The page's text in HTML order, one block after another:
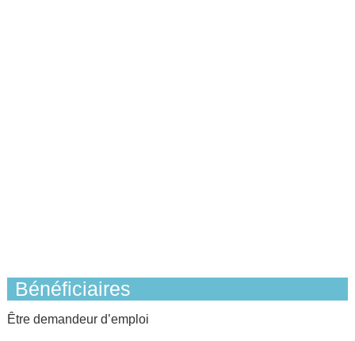
Bénéficiaires
Être demandeur d’emploi